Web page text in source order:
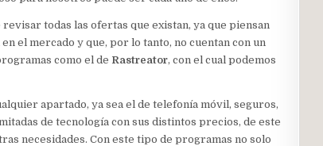
todas las ofertas que existan, ya que piensan
el mercado y que, por lo tanto, no cuentan con un
como el de Rastreator, con el cual podemos
apartado, ya sea el de telefonía móvil, seguros,
de tecnología con sus distintos precios, de este
necesidades. Con este tipo de programas no solo